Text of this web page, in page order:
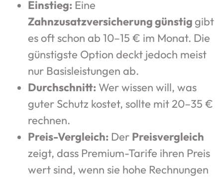
Einstieg: Eine
Zahnzusatzversicherung günstiggibt
es oft schon ab 10–15 € im Monat. Die
günstigste Option deckt jedoch meist
nur Basisleistungen ab.
Durchschnitt: Wer wissen will, was
guter Schutz kostet, sollte mit 20–35 €
rechnen.
Preis-Vergleich: Der Preisvergleich
zeigt, dass Premium-Tarife ihren Preis
wert sind, wenn sie hohe Rechnungen